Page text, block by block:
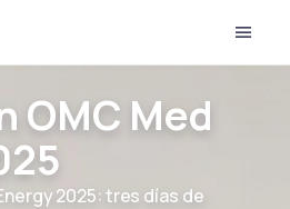
OMC Med
2025: tres días de